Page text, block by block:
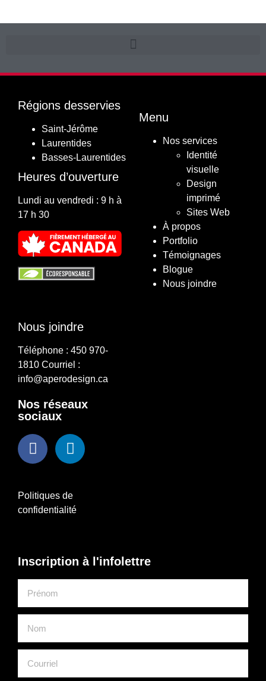
Régions desservies
Saint-Jérôme
Laurentides
Basses-Laurentides
Heures d’ouverture
Lundi au vendredi : 9 h à
17 h 30
Menu
Nos services
Identité
visuelle
Design
imprimé
Sites Web
À propos
Portfolio
Témoignages
Blogue
Nous joindre
Nous joindre
Téléphone : 450 970-
1810 Courriel :
info@aperodesign.ca
Nos réseaux
sociaux
Politiques de
confidentialité
Inscription à l'infolettre